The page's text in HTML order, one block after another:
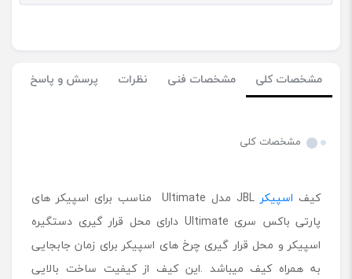
مشخصات کلی مشخصات فنی نظرات پرسش و پاسخ
مشخصات کلی
کیف اسپیکر
JBL مدل Ultimate مناسب برای اسپیکر های
پارتی باکس سری Ultimate دارای محل قرار گیری دستگیره
اسپیکر و محل قرار گیری چرخ های اسپیکر برای زمان جابجایی
به همراه کیف میباشد .این کیف از کیفیت ساخت بالایی